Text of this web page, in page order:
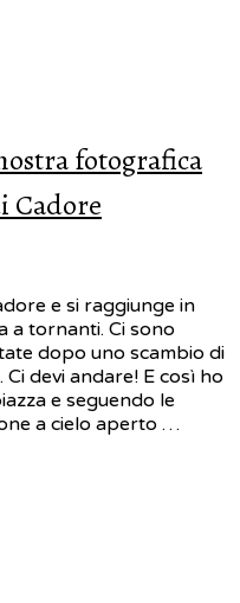
fotografica
Cadore
e si raggiunge in
a tornanti. Ci sono
dopo uno scambio di
devi andare! E così ho
e seguendo le
a cielo aperto …